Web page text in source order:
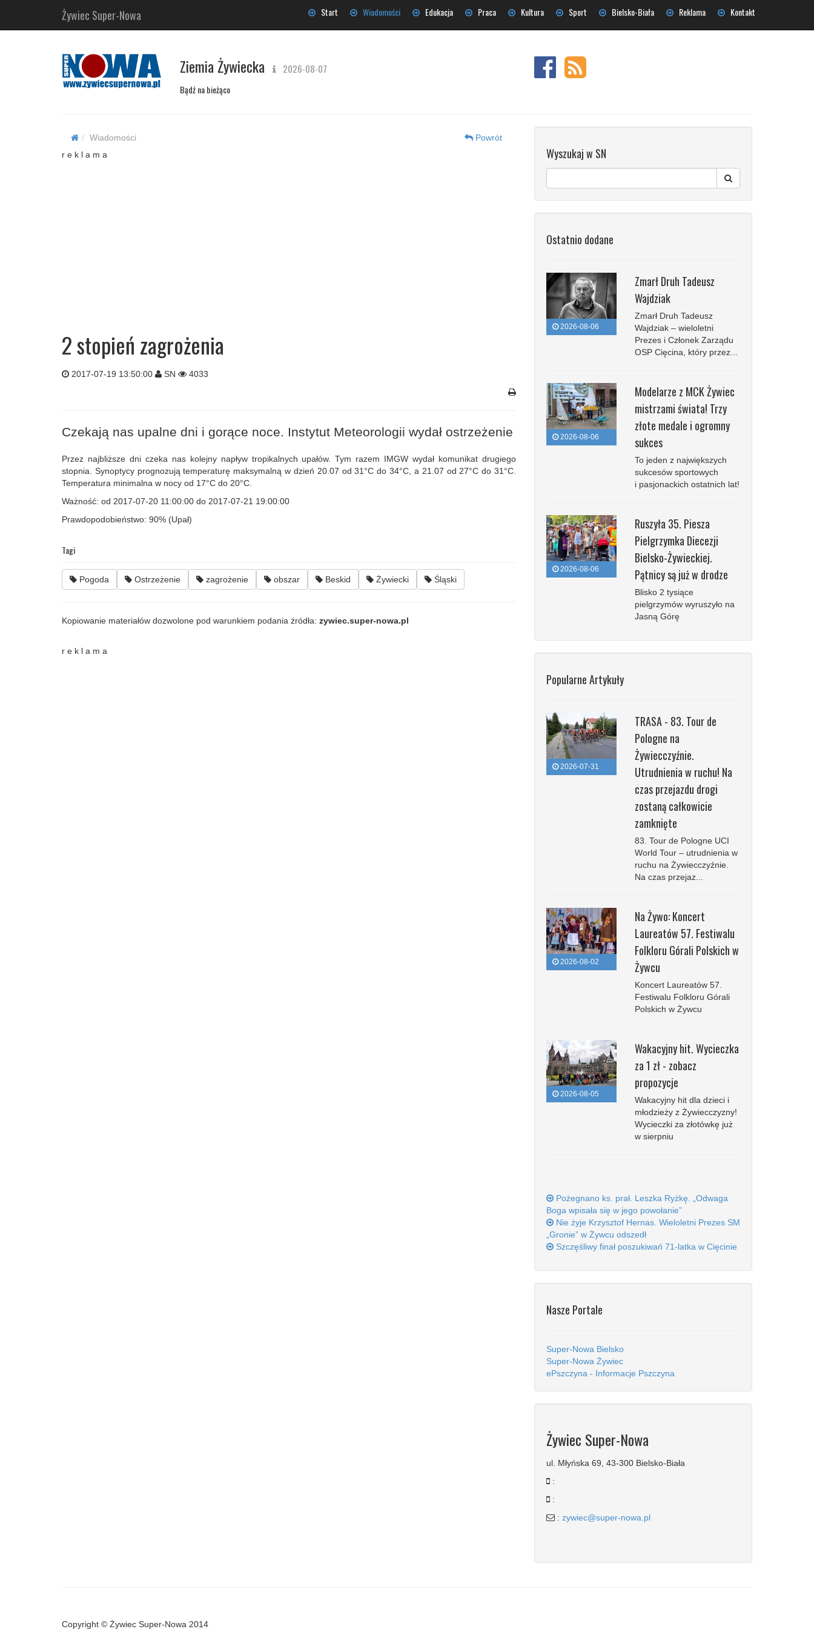
Żywiec Super-Nowa Start Wiadomości Edukacja Praca Kultura Sport Bielsko-Biała Reklama Kontakt
Ziemia Żywiecka 2026-08-07
Bądź na bieżąco
Wiadomości
Powrót
r e k l a m a
2 stopień zagrożenia
2017-07-19 13:50:00 SN 4033
Czekają nas upalne dni i gorące noce. Instytut Meteorologii wydał ostrzeżenie
Przez najbliższe dni czeka nas kolejny napływ tropikalnych upałów. Tym razem IMGW wydał komunikat drugiego
stopnia. Synoptycy prognozują temperaturę maksymalną w dzień 20.07 od 31°C do 34°C, a 21.07 od 27°C do 31°C.
Temperatura minimalna w nocy od 17°C do 20°C.
Ważność: od 2017-07-20 11:00:00 do 2017-07-21 19:00:00
Prawdopodobieństwo: 90% (Upał)
Tagi
Pogoda Ostrzeżenie zagrożenie obszar Beskid Żywiecki Śląski
Kopiowanie materiałów dozwolone pod warunkiem podania źródła: zywiec.super-nowa.pl
r e k l a m a
Wyszukaj w SN
Ostatnio dodane
2026-08-06
Zmarł Druh Tadeusz
Wajdziak
Zmarł Druh Tadeusz
Wajdziak – wieloletni
Prezes i Członek Zarządu
OSP Cięcina, który przez...
2026-08-06
Modelarze z MCK Żywiec
mistrzami świata! Trzy
złote medale i ogromny
sukces
To jeden z największych
sukcesów sportowych
i pasjonackich ostatnich lat!
2026-08-06
Ruszyła 35. Piesza
Pielgrzymka Diecezji
Bielsko-Żywieckiej.
Pątnicy są już w drodze
Blisko 2 tysiące
pielgrzymów wyruszyło na
Jasną Górę
Popularne Artykuły
2026-07-31
TRASA - 83. Tour de
Pologne na
Żywiecczyźnie.
Utrudnienia w ruchu! Na
czas przejazdu drogi
zostaną całkowicie
zamknięte
83. Tour de Pologne UCI
World Tour – utrudnienia w
ruchu na Żywiecczyźnie.
Na czas przejaz...
2026-08-02
Na Żywo: Koncert
Laureatów 57. Festiwalu
Folkloru Górali Polskich w
Żywcu
Koncert Laureatów 57.
Festiwalu Folkloru Górali
Polskich w Żywcu
2026-08-05
Wakacyjny hit. Wycieczka
za 1 zł - zobacz
propozycje
Wakacyjny hit dla dzieci i
młodzieży z Żywiecczyzny!
Wycieczki za złotówkę już
w sierpniu
Pożegnano ks. prał. Leszka Ryżkę. „Odwaga
Boga wpisała się w jego powołanie”
Nie żyje Krzysztof Hernas. Wieloletni Prezes SM
„Gronie” w Żywcu odszedł
Szczęśliwy finał poszukiwań 71-latka w Cięcinie
Nasze Portale
Super-Nowa Bielsko
Super-Nowa Żywiec
ePszczyna - Informacje Pszczyna
Żywiec Super-Nowa
ul. Młyńska 69, 43-300 Bielsko-Biała
:
:
: zywiec@super-nowa.pl
Copyright © Żywiec Super-Nowa 2014